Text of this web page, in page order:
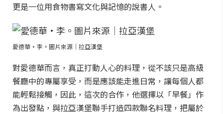
更是一位用食物書寫文化與記憶的說書人。
愛德華·李。圖片來源｜拉亞漢堡
對愛德華而言，真正打動人心的料理，從不該只是高級
餐廳中的專屬享受，而是應該能走進日常，讓每個人都
能輕鬆接觸，因此，這次的合作，他選擇以「早餐」作
為出發點，與拉亞漢堡聯手打造四款聯名料理，把屬於